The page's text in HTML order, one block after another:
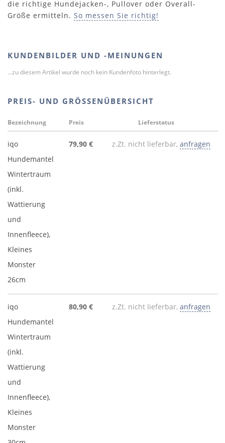
die richtige Hundejacken-, Pullover oder Overall-
Größe ermitteln. So messen Sie richtig!
KUNDENBILDER UND -MEINUNGEN
...zu diesem Artikel wurde noch kein Kundenfoto hinterlegt.
PREIS- UND GRÖSSENÜBERSICHT
Bezeichnung Preis Lieferstatus
iqo
Hundemantel
Wintertraum
(inkl.
Wattierung
und
Innenfleece),
Kleines
Monster
26cm
79,90 € z.Zt. nicht lieferbar, anfragen
iqo
Hundemantel
Wintertraum
(inkl.
Wattierung
und
Innenfleece),
Kleines
Monster
80,90 € z.Zt. nicht lieferbar, anfragen